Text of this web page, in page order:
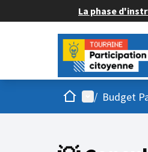
La phase
AccueilMenu principal
/ Budget